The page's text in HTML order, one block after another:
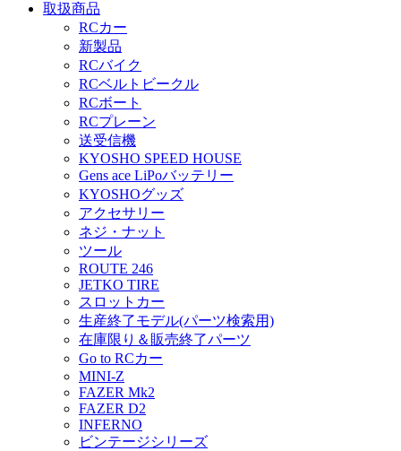
取扱商品
RCカー
新製品
RCバイク
RCベルトビークル
RCボート
RCプレーン
送受信機
KYOSHO SPEED HOUSE
Gens ace LiPoバッテリー
KYOSHOグッズ
アクセサリー
ネジ・ナット
ツール
ROUTE 246
JETKO TIRE
スロットカー
生産終了モデル(パーツ検索用)
在庫限り＆販売終了パーツ
Go to RCカー
MINI-Z
FAZER Mk2
FAZER D2
INFERNO
ビンテージシリーズ